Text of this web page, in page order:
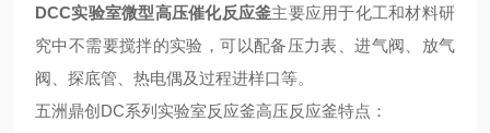
DCC实验室微型高压催化反应釜主要应用于化工和材料研
究中不需要搅拌的实验，可以配备压力表、进气阀、放气
阀、探底管、热电偶及过程进样口等。
五洲鼎创DC系列 实验室反应釜高压反应釜特点 ：